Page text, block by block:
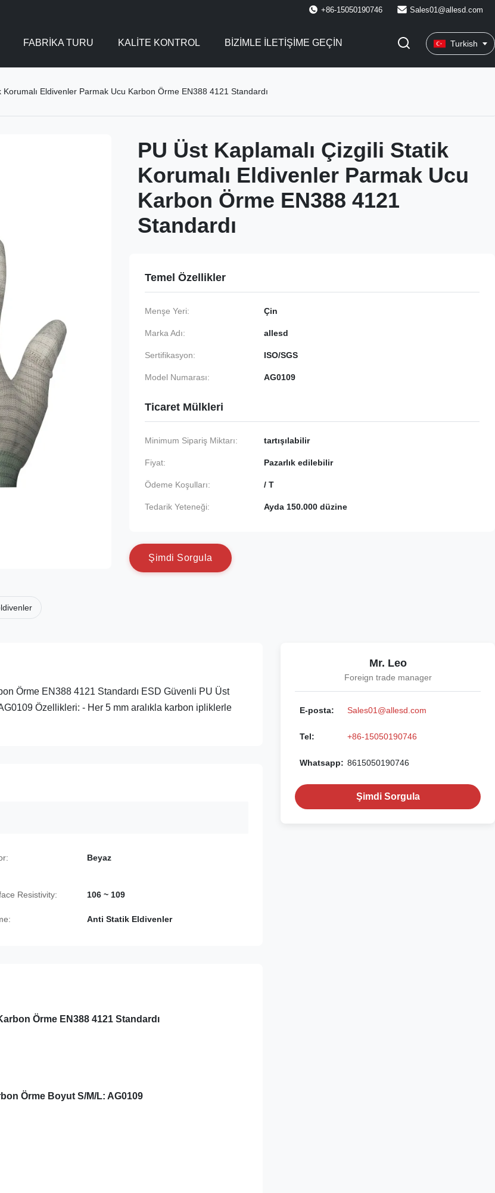
+86-15050190746 Sales01@allesd.com
FABRIKA TURU KALITE KONTROL BIZIMLE ILETIŞIME GEÇIN Turkish
Korumalı Eldivenler Parmak Ucu Karbon Örme EN388 4121 Standardı
PU Üst Kaplamalı Çizgili Statik
Korumalı Eldivenler Parmak Ucu
Karbon Örme EN388 4121
Standardı
Temel Özellikler
Menşe Yeri: Çin
Marka Adı: allesd
Sertifikasyon: ISO/SGS
Model Numarası: AG0109
Ticaret Mülkleri
Minimum Sipariş Miktarı: tartışılabilir
Fiyat: Pazarlık edilebilir
Ödeme Koşulları: / T
Tedarik Yeteneği: Ayda 150.000 düzine
Şimdi Sorgu a
Örme EN388 4121 Standardı ESD Güvenli PU Üst
Özellikleri: - Her 5 mm aralıkla karbon ipliklerle
Beyaz
Resistivity: 106 ~ 109
Anti Statik Eldivenler
Örme EN388 4121 Standardı
Örme Boyut S/M/L: AG0109
Mr. Leo
Foreign trade manager
E-posta: Sales01@allesd.com
Tel: +86-15050190746
Whatsapp: 8615050190746
Şimdi Sorgula